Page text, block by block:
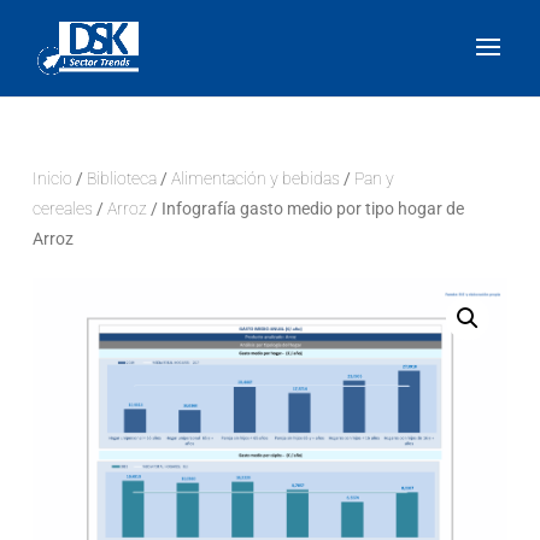
Inicio / Biblioteca/ Alimentación y bebidas / Pan y
cereales / Arroz / Infografía gasto medio por tipo hogar de
Arroz